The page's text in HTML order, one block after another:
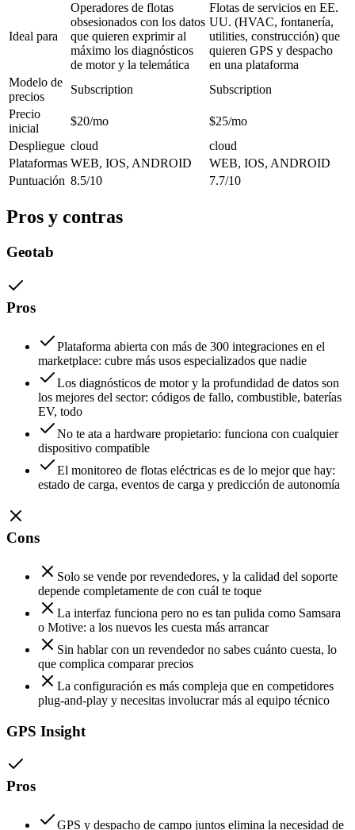
Ideal para
Operadores de flotas
obsesionados con los datos
que quieren exprimir al
máximo los diagnósticos
de motor y la telemática
Flotas de servicios en EE.
UU. (HVAC, fontanería,
utilities, construcción) que
quieren GPS y despacho
en una plataforma
Modelo de
precios
Subscription
Subscription
Precio
inicial
$20/mo
$25/mo
Despliegue cloud
cloud
Plataformas WEB, IOS, ANDROID
WEB, IOS, ANDROID
Puntuación 8.5/10 7.7/10
Pros y contras
Geotab
Pros
Plataforma abierta con más de 300 integraciones en el
marketplace: cubre más usos especializados que nadie
Los diagnósticos de motor y la profundidad de datos son
los mejores del sector: códigos de fallo, combustible, baterías
EV, todo
No te ata a hardware propietario: funciona con cualquier
dispositivo compatible
El monitoreo de flotas eléctricas es de lo mejor que hay:
estado de carga, eventos de carga y predicción de autonomía
Cons
Solo se vende por revendedores, y la calidad del soporte
depende completamente de con cuál te toque
La interfaz funciona pero no es tan pulida como Samsara
o Motive: a los nuevos les cuesta más arrancar
Sin hablar con un revendedor no sabes cuánto cuesta, lo
que complica comparar precios
La configuración es más compleja que en competidores
plug-and-play y necesitas involucrar más al equipo técnico
GPS Insight
Pros
GPS y despacho de campo juntos elimina la necesidad de